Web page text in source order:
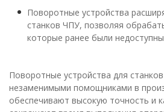
Поворотные устройства
станков ЧПУ, позволяя
которые ранее были
Поворотные устройства для
незаменимыми помощниками в
обеспечивают высокую точность и